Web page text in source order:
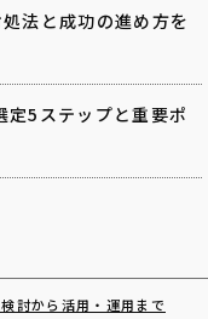
法と成功の進め方を
5ステップと重要ポ
討から活用・運用まで